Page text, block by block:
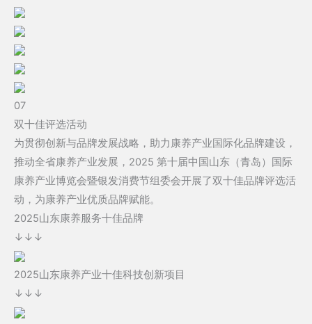
07
双十佳评选活动
为贯彻创新与品牌发展战略，助力康养产业国际化品牌建设，
推动全省康养产业发展，2025 第十届中国山东（青岛）国际
康养产业博览会暨银发消费节组委会开展了双十佳品牌评选活
动，为康养产业优质品牌赋能。
2025山东康养服务十佳品牌
↓↓↓
2025山东康养产业十佳科技创新项目
↓↓↓